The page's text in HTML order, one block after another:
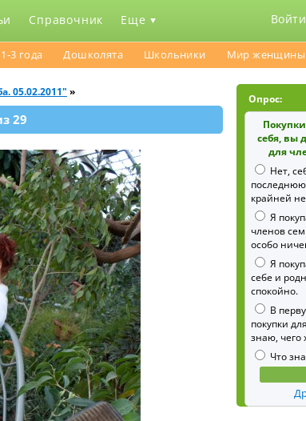
Справочник Еще Войти
3 года Дошколята Школьники Мир женщины
05.02.2011" »
29
Опрос:
себя, вы
для
Нет,
последнюю
крайней
Я
членов
особо
Я
себе и
спокойно.
В
покупки
знаю, чего
Что